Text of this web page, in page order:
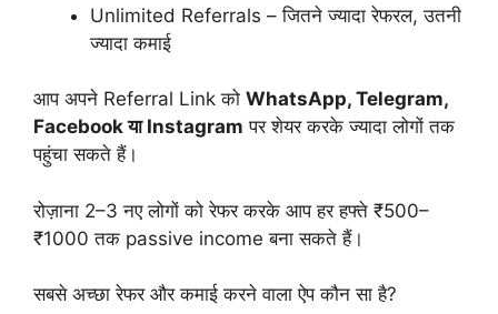
Unlimited Referrals – जितने ज्यादा रेफरल, उतनी
ज्यादा कमाई
आप अपने Referral Link को WhatsApp, Telegram,
Facebook या Instagram पर शेयर करके ज्यादा लोगों तक
पहुंचा सकते हैं।
रोज़ाना 2–3 नए लोगों को रेफर करके आप हर हफ्ते ₹500–
₹1000 तक passive income बना सकते हैं।
सबसे अच्छा रेफर और कमाई करने वाला ऐप कौन सा है?